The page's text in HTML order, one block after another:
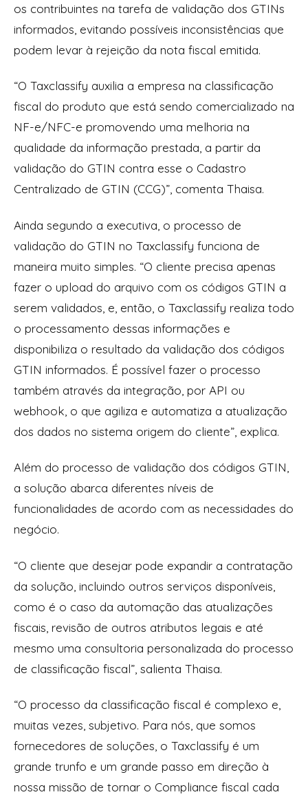
os contribuintes na tarefa de validação dos GTINs
informados, evitando possíveis inconsistências que
podem levar à rejeição da nota fiscal emitida.
“O Taxclassify auxilia a empresa na classificação
fiscal do produto que está sendo comercializado na
NF-e/NFC-e promovendo uma melhoria na
qualidade da informação prestada, a partir da
validação do GTIN contra esse o Cadastro
Centralizado de GTIN (CCG)”, comenta Thaisa.
Ainda segundo a executiva, o processo de
validação do GTIN no Taxclassify funciona de
maneira muito simples. “O cliente precisa apenas
fazer o upload do arquivo com os códigos GTIN a
serem validados, e, então, o Taxclassify realiza todo
o processamento dessas informações e
disponibiliza o resultado da validação dos códigos
GTIN informados. É possível fazer o processo
também através da integração, por API ou
webhook, o que agiliza e automatiza a atualização
dos dados no sistema origem do cliente”, explica.
Além do processo de validação dos códigos GTIN,
a solução abarca diferentes níveis de
funcionalidades de acordo com as necessidades do
negócio.
“O cliente que desejar pode expandir a contratação
da solução, incluindo outros serviços disponíveis,
como é o caso da automação das atualizações
fiscais, revisão de outros atributos legais e até
mesmo uma consultoria personalizada do processo
de classificação fiscal”, salienta Thaisa.
“O processo da classificação fiscal é complexo e,
muitas vezes, subjetivo. Para nós, que somos
fornecedores de soluções, o Taxclassify é um
grande trunfo e um grande passo em direção à
nossa missão de tornar o Compliance fiscal cada